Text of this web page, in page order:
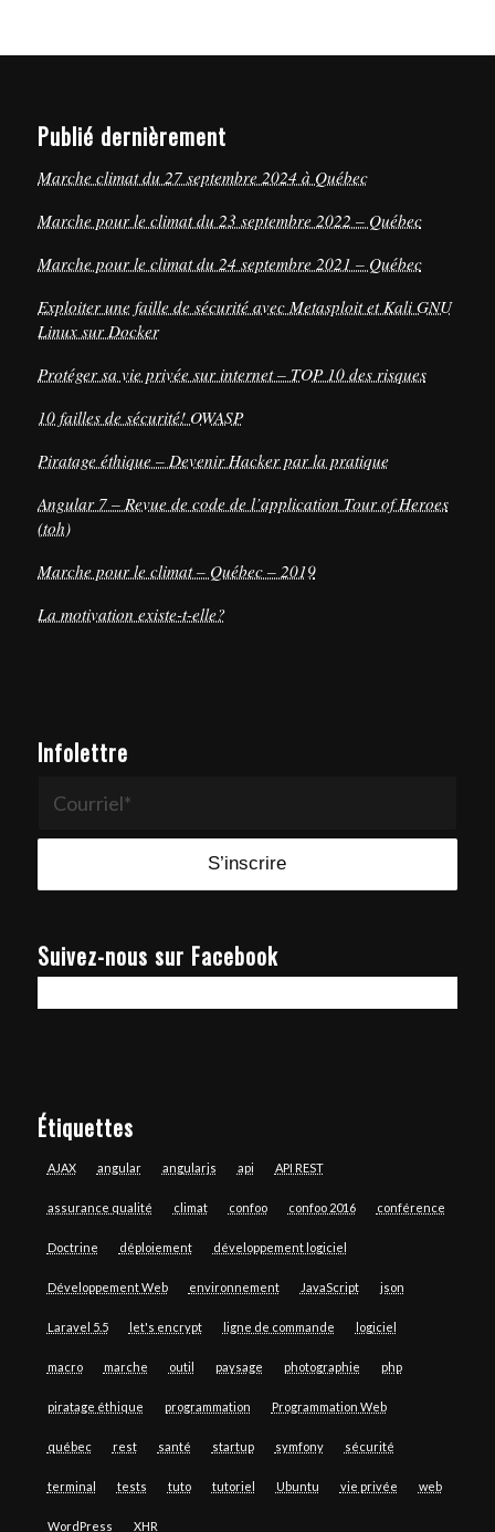
Publié dernièrement
Marche climat du 27 septembre 2024 à Québec
Marche pour le climat du 23 septembre 2022 – Québec
Marche pour le climat du 24 septembre 2021 – Québec
Exploiter une faille de sécurité avec Metasploit et Kali GNU
Linux sur Docker
Protéger sa vie privée sur internet – TOP 10 des risques
10 failles de sécurité! OWASP
Piratage éthique – Devenir Hacker par la pratique
Angular 7 – Revue de code de l’application Tour of Heroes
(toh)
Marche pour le climat – Québec – 2019
La motivation existe-t-elle?
Infolettre
Suivez-nous sur Facebook
Étiquettes
AJAX angular angularjs api API REST
assurance qualité climat confoo confoo 2016 conférence
Doctrine déploiement développement logiciel
Développement Web environnement JavaScript json
Laravel 5.5 let's encrypt ligne de commande logiciel
macro marche outil paysage photographie php
piratage éthique programmation Programmation Web
québec rest santé startup symfony sécurité
terminal tests tuto tutoriel Ubuntu vie privée web
WordPress XHR